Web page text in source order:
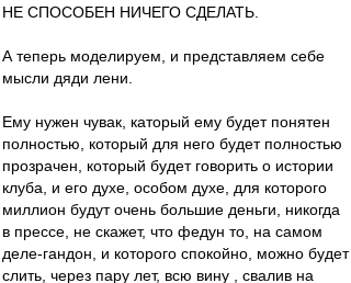
НЕ СПОСОБЕН НИЧЕГО СДЕЛАТЬ.
А теперь моделируем, и представляем себе
мысли дяди лени.
Ему нужен чувак, каторый ему будет понятен
полностью, который для него будет полностью
прозрачен, который будет говорить о истории
клуба, и его духе, особом духе, для которого
миллион будут очень большие деньги, никогда
в прессе, не скажет, что федун то, на самом
деле-гандон, и которого спокойно, можно будет
слить, через пару лет, всю вину , свалив на